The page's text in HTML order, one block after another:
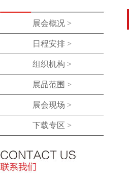
展会概况 >
日程安排 >
组织机构 >
展品范围 >
展会现场 >
下载专区 >